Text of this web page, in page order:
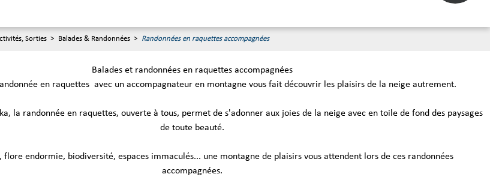
Sorties > Balades & Randonnées > Randonnées en raquettes accompagnées
Balades et randonnées en raquettes accompagnées
en raquettes avec un accompagnateur en montagne vous fait découvrir les plaisirs de la neige autrement.
la randonnée en raquettes, ouverte à tous, permet de s'adonner aux joies de la neige avec en toile de fond des paysages
de toute beauté.
flore endormie, biodiversité, espaces immaculés... une montagne de plaisirs vous attendent lors de ces randonnées
accompagnées.